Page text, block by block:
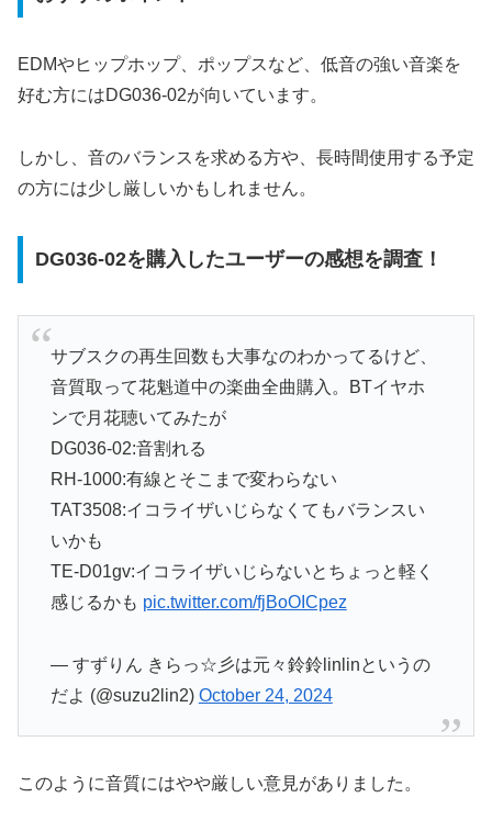
EDMやヒップホップ、ポップスなど、低音の強い音楽を
好む方にはDG036-02が向いています。
しかし、音のバランスを求める方や、長時間使用する予定
の方には少し厳しいかもしれません。
DG036-02を購入したユーザーの感想を調査！
サブスクの再生回数も大事なのわかってるけど、
音質取って花魁道中の楽曲全曲購入。BTイヤホ
ンで月花聴いてみたが
DG036-02:音割れる
RH-1000:有線とそこまで変わらない
TAT3508:イコライザいじらなくてもバランスい
いかも
TE-D01gv:イコライザいじらないとちょっと軽く
感じるかも pic.twitter.com/fjBoOICpez
— すずりん きらっ☆彡は元々鈴鈴linlinというの
だよ (@suzu2lin2) October 24, 2024
このように音質にはやや厳しい意見がありました。